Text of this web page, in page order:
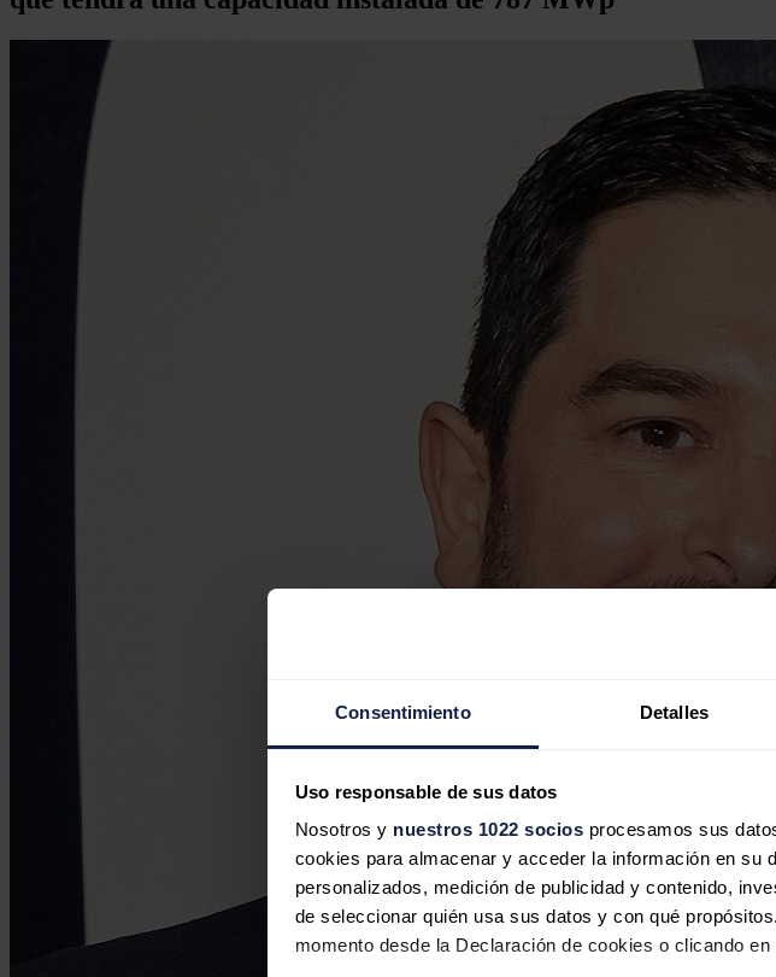
Consentimiento Detalles
Uso responsable de sus datos
Nosotros y nuestros 1022 socios procesamos sus
cookies para almacenar y acceder la información en su
personalizados, medición de publicidad y contenido,
de seleccionar quién usa sus datos y con qué
momento desde la Declaración de cookies o clicando